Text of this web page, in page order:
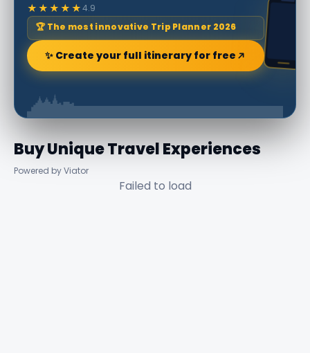
★★★★★4.9
🏆 The most innovative Trip Planner 2026
✨ Create your full itinerary for free
Buy Unique Travel Experiences
Powered by Viator
Failed to load